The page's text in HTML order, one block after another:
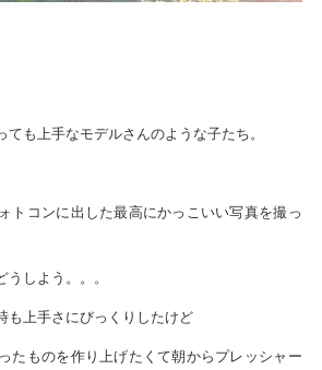
も上手なモデルさんのような子たち。
トコンに出した最高にかっこいい写真を撮っ
しよう。。。
も上手さにびっくりしたけど
たものを作り上げたくて朝からプレッシャー